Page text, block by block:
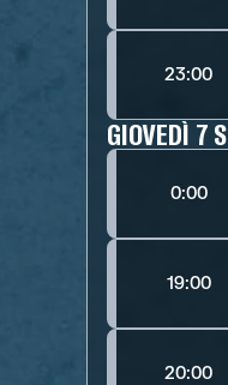
23:00
GIOVEDÌ 7
0:00
19:00
20:00